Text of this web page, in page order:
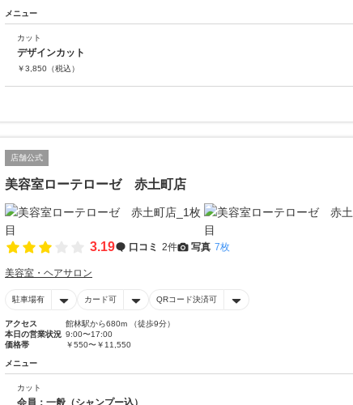
メニュー
カット
デザインカット
￥3,850 （税込）
店舗公式
美容室ローテローゼ 赤土町店
3.19 口コミ 2件 写真 7枚
美容室・ヘアサロン
駐車場有 カード可 QRコード決済可
アクセス
館林駅から680m （徒歩9分）
本日の営業状況 9:00〜17:00
価格帯
￥550〜￥11,550
メニュー
カット
会員：一般（シャンプー込）